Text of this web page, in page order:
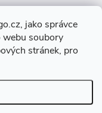
jako správce
webu soubory
stránek, pro
práva vyhrazena.